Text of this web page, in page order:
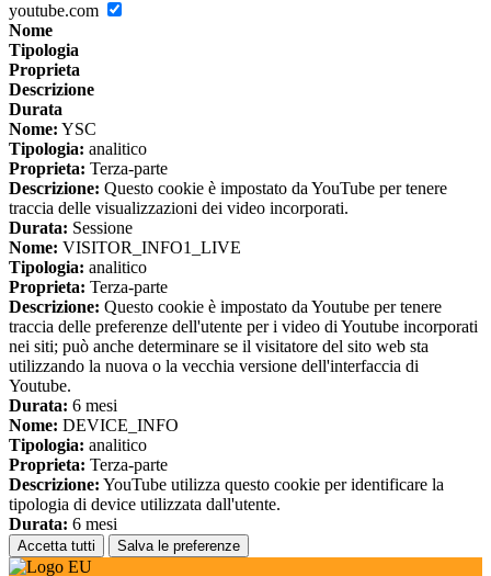
youtube.com
Nome
Tipologia
Proprieta
Descrizione
Durata
Nome: YSC
Tipologia: analitico
Proprieta: Terza-parte
Descrizione: Questo cookie è impostato da YouTube per tenere
traccia delle visualizzazioni dei video incorporati.
Durata: Sessione
Nome: VISITOR_INFO1_LIVE
Tipologia: analitico
Proprieta: Terza-parte
Descrizione: Questo cookie è impostato da Youtube per tenere
traccia delle preferenze dell'utente per i video di Youtube incorporati
nei siti; può anche determinare se il visitatore del sito web sta
utilizzando la nuova o la vecchia versione dell'interfaccia di
Youtube.
Durata: 6 mesi
Nome: DEVICE_INFO
Tipologia: analitico
Proprieta: Terza-parte
Descrizione: YouTube utilizza questo cookie per identificare la
tipologia di device utilizzata dall'utente.
Durata: 6 mesi
Accetta tutti Salva le preferenze